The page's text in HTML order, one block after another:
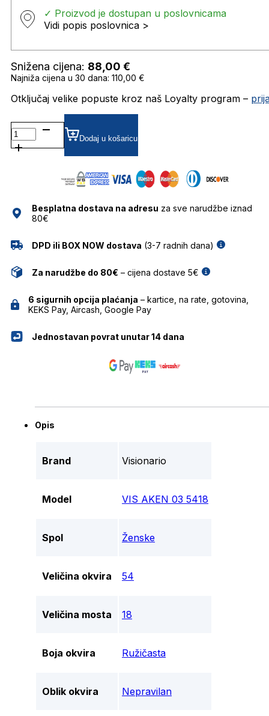
✓ Proizvod je dostupan u poslovnicama
Vidi popis poslovnica >
Snižena cijena: 88,00 €
Najniža cijena u 30 dana: 110,00 €
Otključaj velike popuste kroz naš Loyalty program –
VISAKEN03
SUNČANE
NAOČALE
Dodaj u košaricu
Besplatna dostava na adresu za sve narudžbe iznad
80€
DPD ili BOX NOW dostava (3-7 radnih dana)
Za narudžbe do 80€ – cijena dostave 5€
6 sigurnih opcija plaćanja – kartice, na rate, gotovina,
KEKS Pay, Aircash, Google Pay
Jednostavan povrat unutar 14 dana
Opis
Brand Visionario
Model VIS AKEN 03 5418
Spol Ženske
Veličina okvira 54
Veličina mosta 18
Boja okvira Ružičasta
Oblik okvira Nepravilan